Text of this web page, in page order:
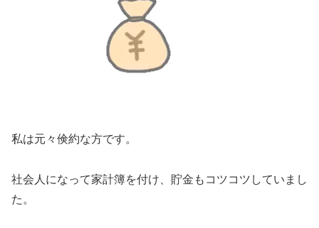
私は元々倹約な方です。
社会人になって家計簿を付け、貯金もコツコツしていまし
た。